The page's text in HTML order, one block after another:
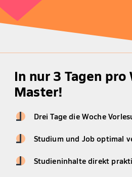
In nur 3 Tagen pro
Master!
Drei Tage die Woche
Studium und Job optimal
Studieninhalte direkt